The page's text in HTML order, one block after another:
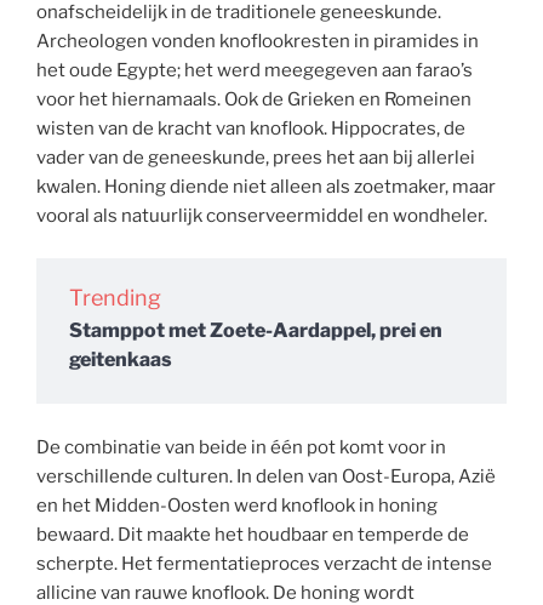
onafscheidelijk in de traditionele geneeskunde.
Archeologen vonden knoflookresten in piramides in
het oude Egypte; het werd meegegeven aan farao’s
voor het hiernamaals. Ook de Grieken en Romeinen
wisten van de kracht van knoflook. Hippocrates, de
vader van de geneeskunde, prees het aan bij allerlei
kwalen. Honing diende niet alleen als zoetmaker, maar
vooral als natuurlijk conserveermiddel en wondheler.
Trending
Stamppot met Zoete-Aardappel, prei en
geitenkaas
De combinatie van beide in één pot komt voor in
verschillende culturen. In delen van Oost-Europa, Azië
en het Midden-Oosten werd knoflook in honing
bewaard. Dit maakte het houdbaar en temperde de
scherpte. Het fermentatieproces verzacht de intense
allicine van rauwe knoflook. De honing wordt